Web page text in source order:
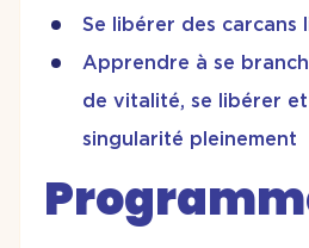
Se libérer des carcans
Apprendre à se
de vitalité, se libérer
singularité pleinement